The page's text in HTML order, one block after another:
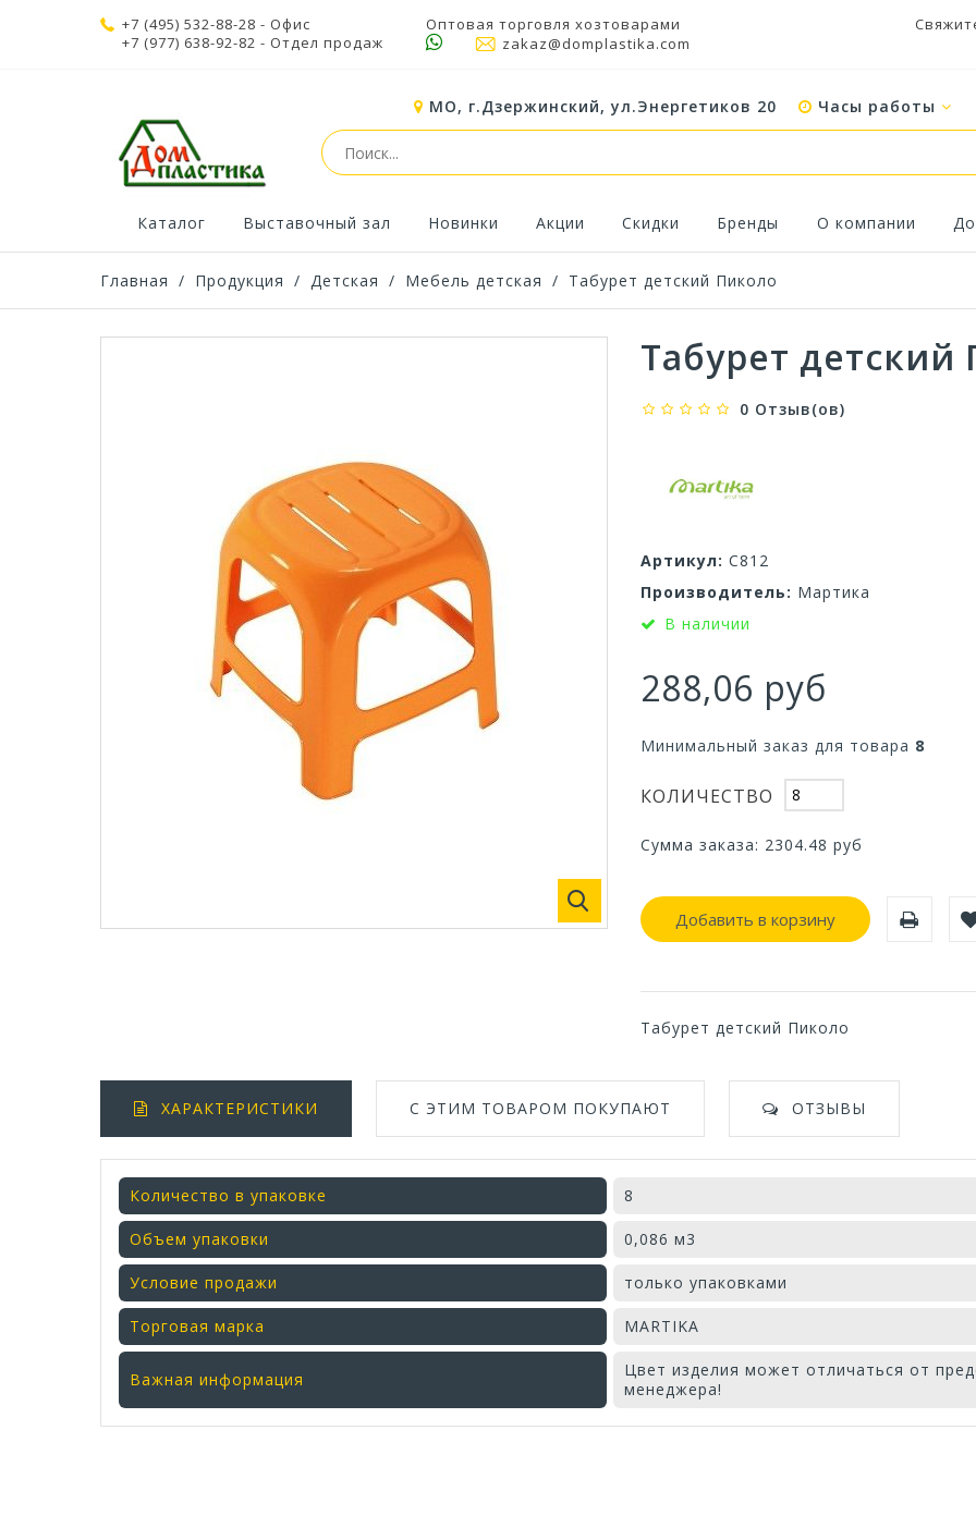
+7 (495) 532-88-28 - Офис
+7 (977) 638-92-82 - Отдел продаж
Оптовая торговля хозтоварами
zakaz@domplastika.com
МО, г.Дзержинский, ул.Энергетиков 20 Часы работы
Каталог Выставочный зал Новинки Акции Скидки Бренды О компании
Главная / Продукция / Детская / Мебель детская / Табурет детский Пиколо
Табурет детский
0 Отзыв(ов)
Артикул: С812
Производитель: Мартика
В наличии
288,06 руб
Минимальный заказ для товара 8
КОЛИЧЕСТВО
Сумма заказа: 2304.48 руб
Добавить в корзину
Табурет детский Пиколо
ХАРАКТЕРИСТИКИ С ЭТИМ ТОВАРОМ ПОКУПАЮТ ОТЗЫВЫ
Количество в упаковке 8
Объем упаковки 0,086 м3
Условие продажи только упаковками
Торговая марка MARTIKA
Важная информация
Цвет изделия может отличаться от
менеджера!